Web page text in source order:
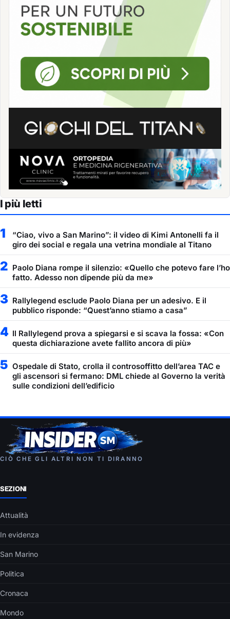
I più letti
1
“Ciao, vivo a San Marino”: il video di Kimi Antonelli fa il
giro dei social e regala una vetrina mondiale al Titano
2 Paolo Diana rompe il silenzio: «Quello che potevo fare l’ho
fatto. Adesso non dipende più da me»
3 Rallylegend esclude Paolo Diana per un adesivo. E il
pubblico risponde: “Quest’anno stiamo a casa”
4 Il Rallylegend prova a spiegarsi e si scava la fossa: «Con
questa dichiarazione avete fallito ancora di più»
5 Ospedale di Stato, crolla il controsoffitto dell’area TAC e
gli ascensori si fermano: DML chiede al Governo la verità
sulle condizioni dell’edificio
CIÒ CHE GLI ALTRI NON TI DIRANNO
SEZIONI
Attualità
In evidenza
San Marino
Politica
Cronaca
Mondo